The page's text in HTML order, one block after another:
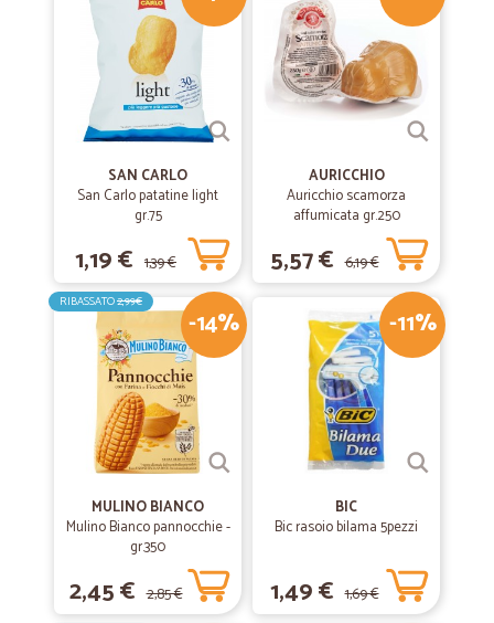
SAN CARLO
San Carlo patatine light
gr.75
1,19 € 1,39 €
AURICCHIO
Auricchio scamorza
affumicata gr.250
5,57 € 6,19 €
-14%
RIBASSATO2,99€
MULINO BIANCO
Mulino Bianco pannocchie -
gr.350
2,45 € 2,85 €
-11%
BIC
Bic rasoio bilama 5pezzi
1,49 € 1,69 €